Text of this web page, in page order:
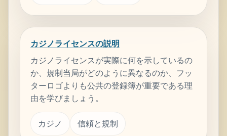
カジノライセンスの説明
カジノライセンスが実際に何を示しているの
か、規制当局がどのように異なるのか、フッ
ターロゴよりも公共の登録簿が重要である理
由を学びましょう。
カジノ 信頼と規制